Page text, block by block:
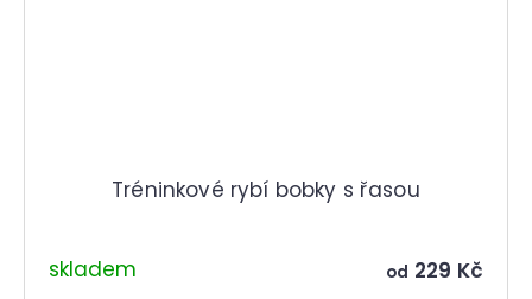
Tréninkové rybí bobky s řasou
skladem od 229 Kč